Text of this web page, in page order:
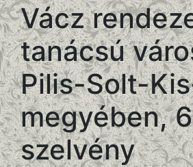
Vácz
tanácsú
Pilis-Solt-
megyében,
szelvény